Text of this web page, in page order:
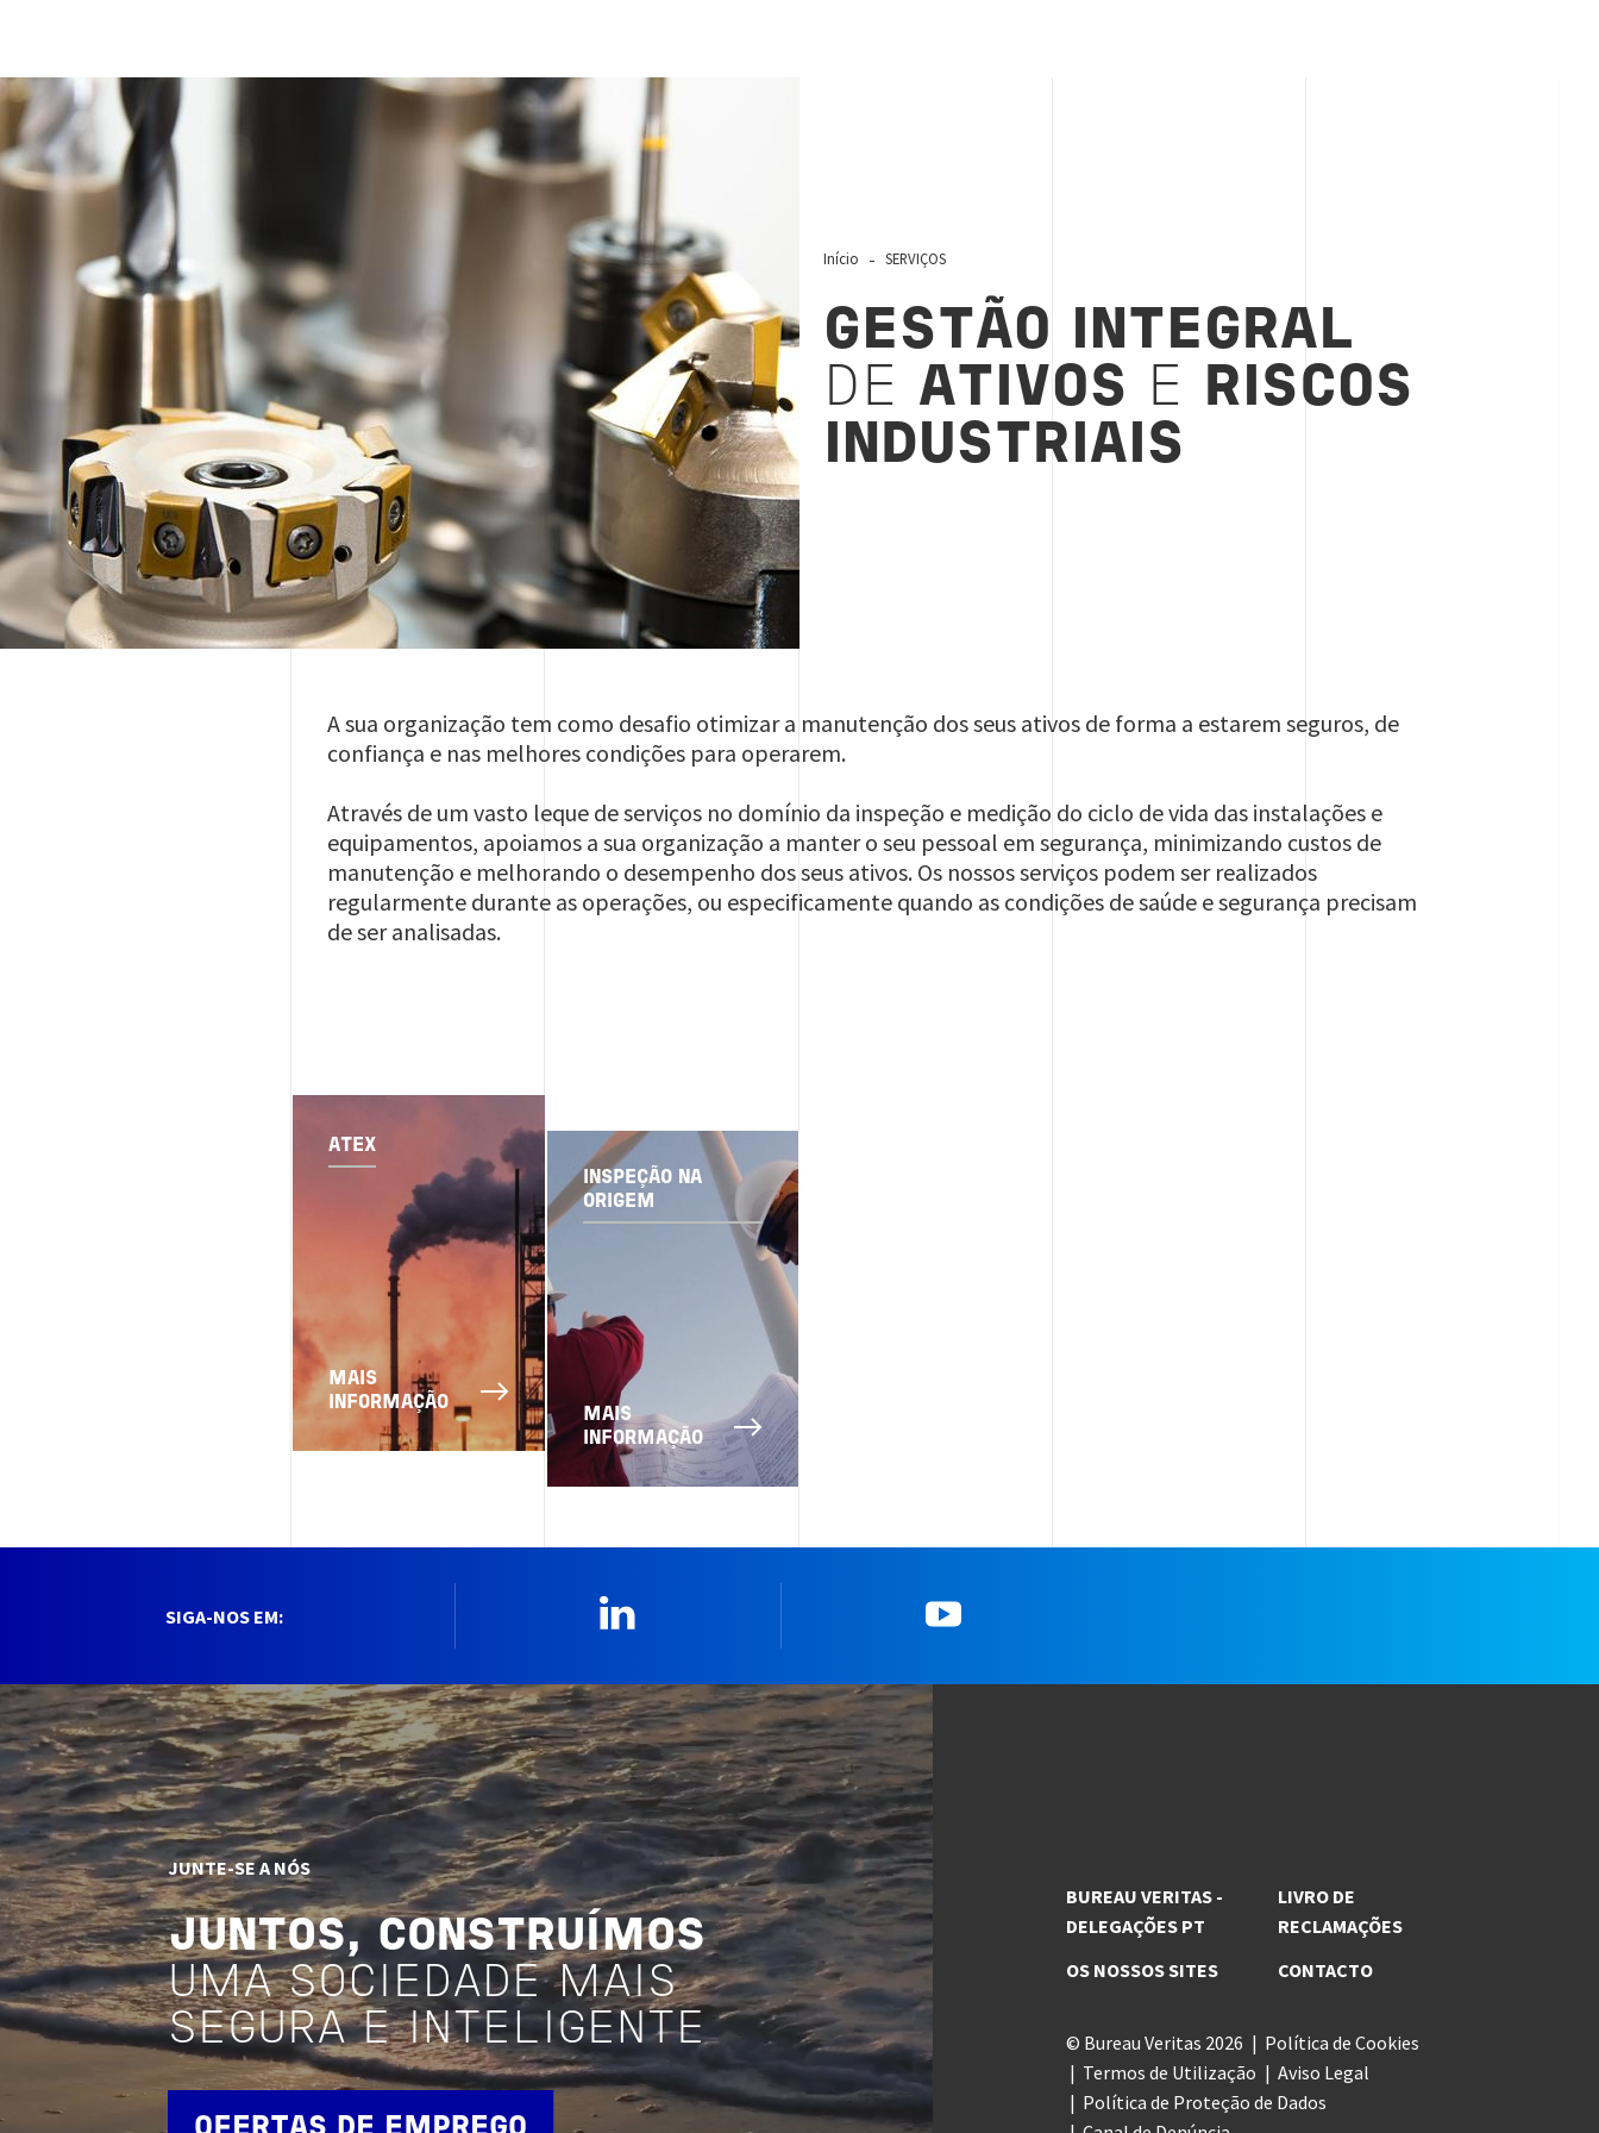
Gestão de Ativos
Início SERVIÇOS
GESTÃO INTEGRAL
DE ATIVOS E
RISCOS
INDUSTRIAIS
A sua organização tem como desafio otimizar a manutenção dos seus ativos de forma a estarem seguros, de
confiança e nas melhores condições para operarem.
Através de um vasto leque de serviços no domínio da inspeção e medição do ciclo de vida das instalações e
equipamentos, apoiamos a sua organização a manter o seu pessoal em segurança, minimizando custos de
manutenção e melhorando o desempenho dos seus ativos. Os nossos serviços podem ser realizados
regularmente durante as operações, ou especificamente quando as condições de saúde e segurança precisam
de ser analisadas.
ATEX
MAIS
INFORMAÇÃO
INSPEÇÃO NA
ORIGEM
MAIS
INFORMAÇÃO
SIGA-NOS EM:
JUNTE-SE A NÓS
JUNTOS, CONSTRUÍMOS
UMA SOCIEDADE MAIS
SEGURA E INTELIGENTE
BUREAU VERITAS -
DELEGAÇÕES PT
OS NOSSOS SITES
LIVRO DE
RECLAMAÇÕES
CONTACTO
© Bureau Veritas 2026
Política de Cookies
Termos de Utilização
Aviso Legal
Política de Proteção de Dados